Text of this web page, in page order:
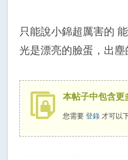
只能說小錦超厲害的
光是漂亮的臉蛋，出
本帖子中包含更
您需要 登錄 才可以